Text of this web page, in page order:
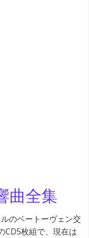
曲全集
のベートーヴェン交
CD5枚組で、現在は